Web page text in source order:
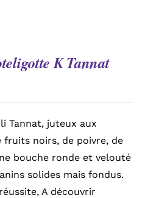
K Tannat
Tannat, juteux aux
fruits noirs, de poivre, de
bouche ronde et velouté
solides mais fondus.
A découvrir